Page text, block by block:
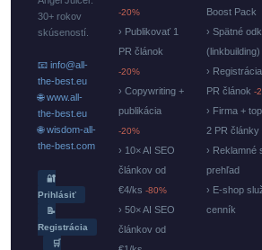
30+ rokov
skúseností.
📧 info@all-
the-best.eu
🌐 www.all-
the-best.eu
🌐 wisdom-all-
the-best.com
🔐
Prihlásiť
📝
Registrácia
🛒
-20%
› Publikovať 1
PR článok
-20%
› Copywriting +
publikácia
-20%
› 10× AI SEO
článkov od
€4/ks -80%
› 50× AI SEO
článkov od
Boost Pack
› Spätné
(linkbuilding)
›
PR článok -
› Firma +
2 PR články
› Reklamné
prehľad
› E-shop
cenník